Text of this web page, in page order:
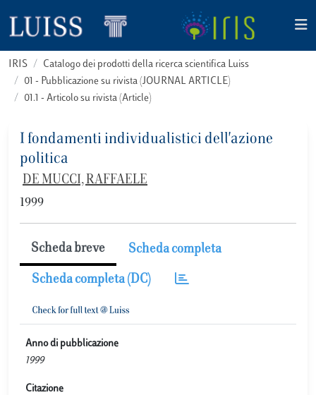
IRIS
Catalogo dei prodotti della ricerca scientifica Luiss
01 - Pubblicazione su rivista (JOURNAL ARTICLE)
01.1 - Articolo su rivista (Article)
I fondamenti individualistici dell'azione
politica
DE MUCCI, RAFFAELE
1999
Scheda breve Scheda completa
Scheda completa (DC)
Anno di pubblicazione
1999
Citazione